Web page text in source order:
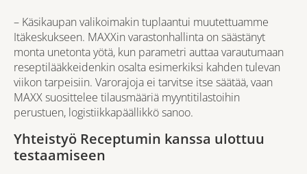
– Käsikaupan valikoimakin tuplaantui muutettuamme
Itäkeskukseen. MAXXin varastonhallinta on säästänyt
monta unetonta yötä, kun parametri auttaa varautumaan
reseptilääkkeidenkin osalta esimerkiksi kahden tulevan
viikon tarpeisiin. Varorajoja ei tarvitse itse säätää, vaan
MAXX suosittelee tilausmääriä myyntitilastoihin
perustuen, logistiikkapäällikkö sanoo.
Yhteistyö Receptumin kanssa ulottuu
testaamiseen